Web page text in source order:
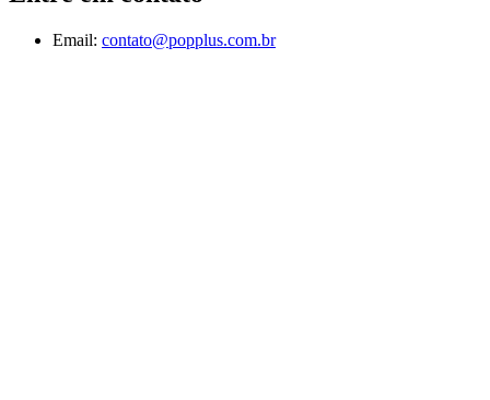
Email: contato@popplus.com.br